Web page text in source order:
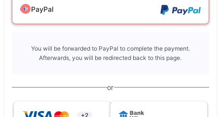
PayPal
You will be forwarded to PayPal to complete the payment.
Afterwards, you will be redirected back to this page.
or
+2